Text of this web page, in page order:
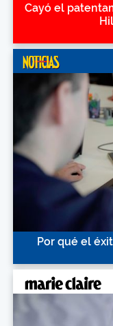
Cayó el
Por qué el